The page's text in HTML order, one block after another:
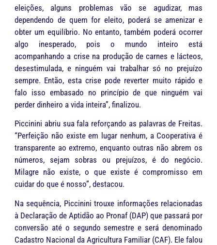
eleições, alguns problemas vão se agudizar, mas
dependendo de quem for eleito, poderá se amenizar e
obter um equilíbrio. No entanto, também poderá ocorrer
algo inesperado, pois o mundo inteiro está
acompanhando a crise na produção de carnes e lácteos,
desestimulada, e ninguém vai trabalhar só no prejuízo
sempre. Então, esta crise pode reverter muito rápido e
falo isso embasado no princípio de que ninguém vai
perder dinheiro a vida inteira”, finalizou.
Piccinini abriu sua fala reforçando as palavras de Freitas.
“Perfeição não existe em lugar nenhum, a Cooperativa é
transparente ao extremo, enquanto outras não abrem os
números, sejam sobras ou prejuízos, é do negócio.
Milagre não existe, o que existe é compromisso em
cuidar do que é nosso”, destacou.
Na sequência, Piccinini trouxe informações relacionadas
à Declaração de Aptidão ao Pronaf (DAP) que passará por
conversão até o segundo semestre e será denominado
Cadastro Nacional da Agricultura Familiar (CAF). Ele falou